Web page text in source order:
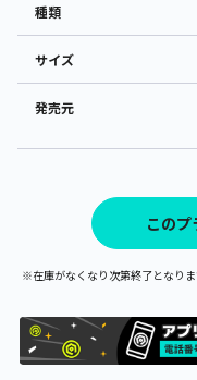
種類
サイズ
発売元
この
※在庫がなくなり次第終了となり